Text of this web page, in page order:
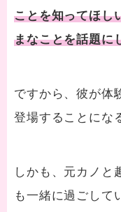
ことを知ってほし
まなことを話題に
ですから、彼が体
登場することにな
しかも、元カノと
も一緒に過ごして